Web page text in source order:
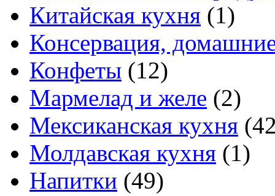
Китайская кухня (1)
Консервация,
Конфеты (12)
Мармелад и желе (2)
Мексиканская кухня
Молдавская кухня (1)
Напитки (49)